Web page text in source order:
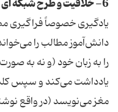
6- خلاقیت و طرح شبکه‌ ای مغز:
یادگیری خصوصاً
دانش‌آموز مطالب را
را به زبان خود (و نه به
یادداشت می‌کند و سپس
مغز می‌نویسد (در واقع